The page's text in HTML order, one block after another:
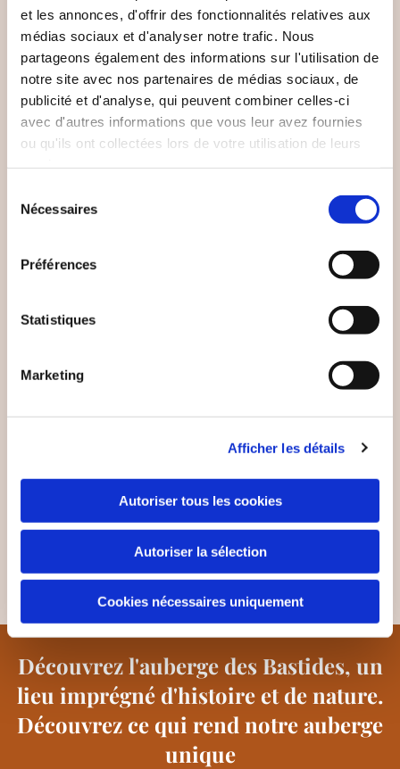
et les annonces, d'offrir des fonctionnalités relatives aux
médias sociaux et d'analyser notre trafic. Nous
partageons également des informations sur l'utilisation de
notre site avec nos partenaires de médias sociaux, de
publicité et d'analyse, qui peuvent combiner celles-ci
avec d'autres informations que vous leur avez fournies
ou qu'ils ont collectées lors de votre utilisation de leurs
Nécessaires
Préférences
Statistiques
Marketing
Afficher les détails
Autoriser tous les cookies
Autoriser la sélection
Cookies nécessaires uniquement
centenaire abandonné pendant plus de dix ans. Animée
par une passion pour le patrimoine et les traditions,
notre famille a rénové ce bâtiment pour en faire une
auberge unique. L'hospitalité des Bastides offre aux
voyageurs une escapade riche en histoire et en
convivialité. Bénéficiez du charme authentique
combiné au confort moderne.
Découvrez l'auberge des Bastides, un
lieu imprégné d'histoire et de nature.
Découvrez ce qui rend notre auberge
unique